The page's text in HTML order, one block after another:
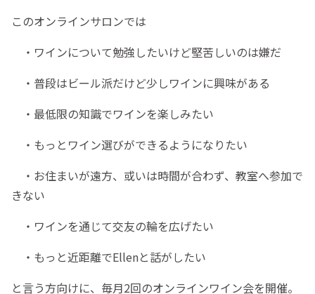
このオンラインサロンでは
・ワインについて勉強したいけど堅苦しいのは嫌だ
・普段はビール派だけど少しワインに興味がある
・最低限の知識でワインを楽しみたい
・もっとワイン選びができるようになりたい
・お住まいが遠方、或いは時間が合わず、教室へ参加で
きない
・ワインを通じて交友の輪を広げたい
・もっと近距離でEllenと話がしたい
と言う方向けに、毎月2回のオンラインワイン会を開催。